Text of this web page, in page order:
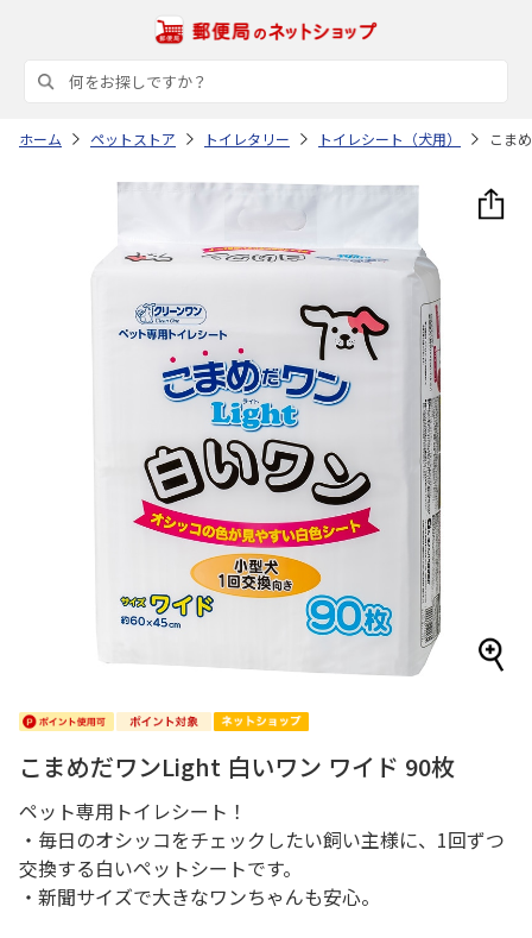
ホーム ペットストア トイレタリー トイレシート（犬用） こま
こまめだワンLight 白いワン ワイド 90枚
ペット専用トイレシート！
・毎日のオシッコをチェックしたい飼い主様に、1回ずつ
交換する白いペットシートです。
・新聞サイズで大きなワンちゃんも安心。